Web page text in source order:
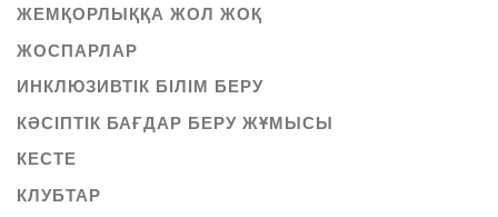
ЖЕМҚОРЛЫҚҚА ЖОЛ ЖОҚ
ЖОСПАРЛАР
ИНКЛЮЗИВТІК БІЛІМ БЕРУ
КӘСІПТІК БАҒДАР БЕРУ ЖҰМЫСЫ
КЕСТЕ
КЛУБТАР